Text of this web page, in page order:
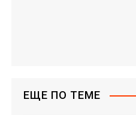
ЕЩЕ ПО ТЕМЕ